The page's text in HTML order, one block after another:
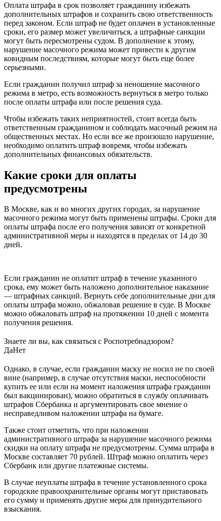
Оплата штрафа в срок позволяет гражданину избежать
дополнительных штрафов и сохранить свою ответственность
перед законом. Если штраф не будет оплачен в установленные
сроки, его размер может увеличиться, а штрафные санкции
могут быть пересмотрены судом. В дополнение к этому,
нарушение масочного режима может привести к другим
ковидным последствиям, которые могут быть еще более
серьезными.
Если гражданин получил штраф за неношение масочного
режима в метро, есть возможность вернуться в метро только
после оплаты штрафа или после решения суда.
Чтобы избежать таких неприятностей, стоит всегда быть
ответственным гражданином и соблюдать масочный режим на
общественных местах. Но если все же произошло нарушение,
необходимо оплатить штраф вовремя, чтобы избежать
дополнительных финансовых обязательств.
Какие сроки для оплаты
предусмотрены
В Москве, как и во многих других городах, за нарушение
масочного режима могут быть применены штрафы. Сроки для
оплаты штрафа после его получения зависят от конкретной
административной меры и находятся в пределах от 14 до 30
дней.
Если гражданин не оплатит штраф в течение указанного
срока, ему может быть наложено дополнительное наказание
— штрафных санкций. Вернуть себе дополнительные дни для
оплаты штрафа можно, обжаловав решение в суде. В Москве
можно обжаловать штраф на протяжении 10 дней с момента
получения решения.
Знаете ли вы, как связаться с Роспотребнадзором?
ДаНет
Однако, в случае, если гражданин маску не носил не по своей
вине (например, в случае отсутствия маски, неспособности
купить ее или если на момент наложения штрафа гражданин
был вакцинирован), можно обратиться в службу оплачивать
штрафов Сбербанка и аргументировать свое мнение о
несправедливом наложении штрафа на бумаге.
Также стоит отметить, что при наложении
административного штрафа за нарушение масочного режима
скидки на оплату штрафа не предусмотрены. Сумма штрафа в
Москве составляет 70 рублей. Штраф можно оплатить через
Сбербанк или другие платежные системы.
В случае неуплаты штрафа в течение установленного срока
городские правоохранительные органы могут приставовать
его сумму и применять другие меры для принудительного
взыскания.